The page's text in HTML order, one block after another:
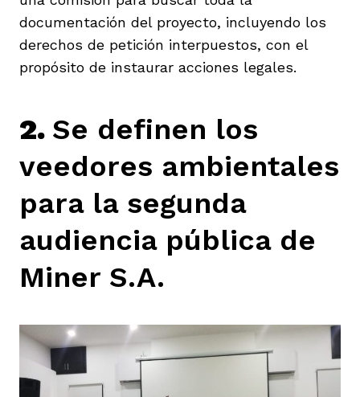
documentación del proyecto, incluyendo los
derechos de petición interpuestos, con el
propósito de instaurar acciones legales.
2. Se definen los
veedores ambientales
para la segunda
audiencia pública de
Miner S.A.